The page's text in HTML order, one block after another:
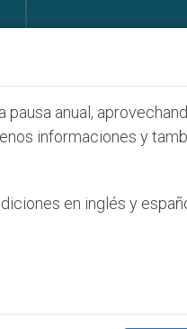
se pronuncia ante
pausa anual,
informaciones y
en inglés y